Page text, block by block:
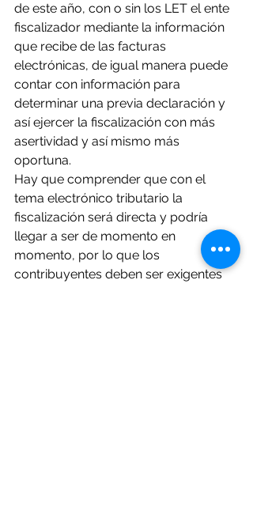
de este año, con o sin los LET el ente
fiscalizador mediante la información
que recibe de las facturas
electrónicas, de igual manera puede
contar con información para
determinar una previa declaración y
así ejercer la fiscalización con más
asertividad y así mismo más
oportuna.
Hay que comprender que con el
tema electrónico tributario la
fiscalización será directa y podría
llegar a ser de momento en
momento, por lo que los
contribuyentes deben ser exigentes